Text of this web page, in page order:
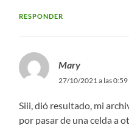
RESPONDER
Mary
27/10/2021 a las 0:59
Siii, dió resultado, mi
por pasar de una celda a